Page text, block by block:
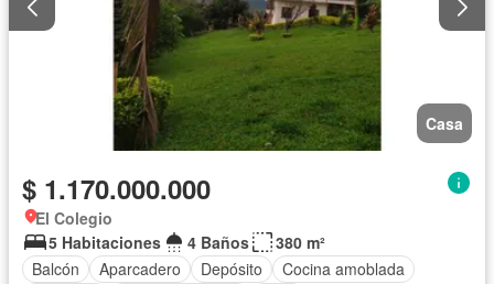
Casa
$ 1.170.000.000
El Colegio
5 Habitaciones
4 Baños
380 m²
Balcón
Aparcadero Depósito
Cocina amoblada